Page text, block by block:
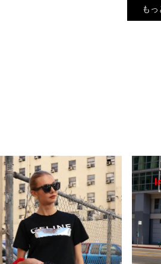
商品と通常商品を同じカートでご注文
に近い色は、着用以外の色名が付いた
ズはスタッフが平置きでメジャー計測
合がございます。
入の際に1回の決済で当店が定めている
でご購入する際は同梱は出来かねます。
もっ